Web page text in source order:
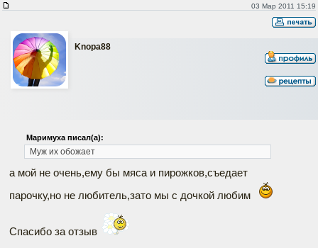
03 Мар 2011 15:19
Knopa88
Маримуха писал(а):
Муж их обожает
а мой не очень,ему бы мяса и пирожков,съедает
парочку,но не любитель,зато мы с дочкой любим
Спасибо за отзыв